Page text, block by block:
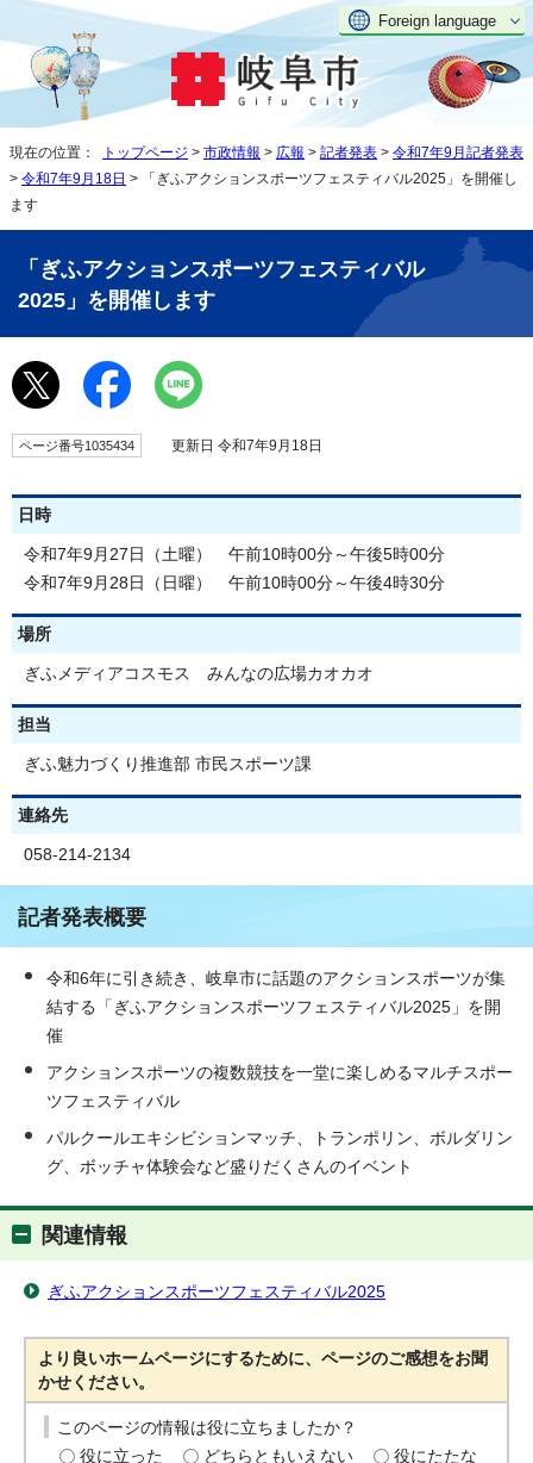
Foreign language
現在の位置： トップページ > 市政情報 > 広報 > 記者発表 > 令和7年9月記者発表
> 令和7年9月18日 > 「ぎふアクションスポーツフェスティバル2025」を開催し
ます
「ぎふアクションスポーツフェスティバル
2025」を開催します
ページ番号1035434 更新日 令和7年9月18日
日時
令和7年9月27日（土曜） 午前10時00分～午後5時00分
令和7年9月28日（日曜） 午前10時00分～午後4時30分
場所
ぎふメディアコスモス みんなの広場カオカオ
担当
ぎふ魅力づくり推進部 市民スポーツ課
連絡先
058-214-2134
記者発表概要
令和6年に引き続き、岐阜市に話題のアクションスポーツが集
結する「ぎふアクションスポーツフェスティバル2025」を開
催
アクションスポーツの複数競技を一堂に楽しめるマルチスポー
ツフェスティバル
パルクールエキシビションマッチ、トランポリン、ボルダリン
グ、ボッチャ体験会など盛りだくさんのイベント
関連情報
ぎふアクションスポーツフェスティバル2025
より良いホームページにするために、ページのご感想をお聞
かせください。
このページの情報は役に立ちましたか？
役に立った
どちらともいえない
役にたたな